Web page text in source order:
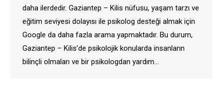
daha ilerdedir. Gaziantep – Kilis nüfusu, yaşam tarzı ve
eğitim seviyesi dolayısı ile psikolog desteği almak için
Google da daha fazla arama yapmaktadır. Bu durum,
Gaziantep – Kilis’de psikolojik konularda insanların
bilinçli olmaları ve bir psikologdan yardım…